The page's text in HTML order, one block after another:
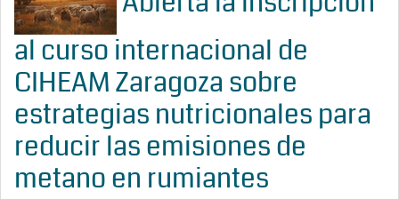
al curso internacional de
CIHEAM Zaragoza sobre
estrategias nutricionales para
reducir las emisiones de
metano en rumiantes